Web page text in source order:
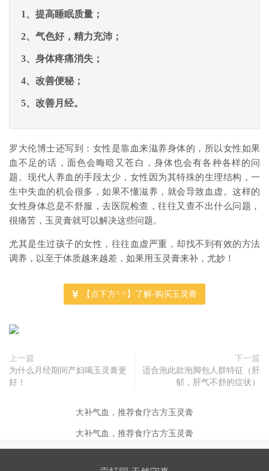
1、提高睡眠质量；
2、气色好，精力充沛；
3、身体疼痛消失；
4、改善便秘；
5、改善月经。
罗大伦博士还写到：女性是靠血来滋养身体的，所以女性如果
血不足的话，面色会晦暗又苍白，身体也会有各种各样的问
题。现代人养血的手段太少，女性因为其特殊的生理结构，一
生中失血的机会很多，如果不懂滋养，就会导致血虚。这样的
女性身体总是不舒服，去医院检查，往往又查不出什么问题，
很痛苦，玉灵膏就可以解决这些问题。
尤其是生过孩子的女性，往往血虚严重，却找不到有效的方法
调养，以至于体质越来越差，如果用玉灵膏来补，尤妙！
【点下方^.^】了解-购买玉灵膏
上一篇
为什么月经期间产妇喝玉灵膏更
好！
下一篇
适合泡此款泡脚包人群特征（肝
郁，肝气不舒的症状）
大补气血，推荐食疗古方玉灵膏
大补气血，推荐食疗古方玉灵膏